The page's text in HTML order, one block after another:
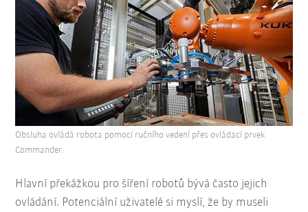
Hlavní překážkou pro šíření robotů bývá často jejich
ovládání. Potenciální uživatelé si myslí, že by museli
Obsluha ovládá robota pomocí ručního vedení přes ovládací prvek
Commander.